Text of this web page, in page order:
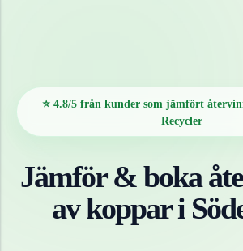
⭐ 4.8/5 från kunder som jämfört
Recycler
Jämför & boka
avkoppari